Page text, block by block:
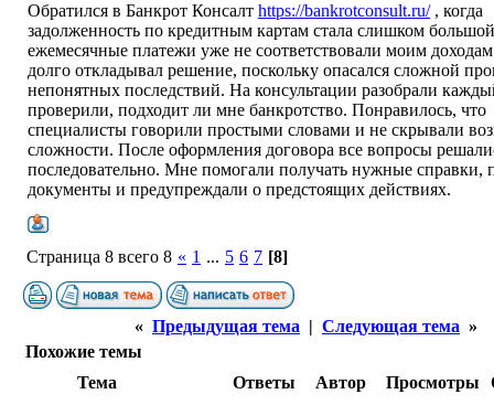
Обратился в Банкрот Консалт https://bankrotconsult.ru/, когда
задолженность по кредитным картам стала слишком
ежемесячные платежи уже не соответствовали моим
долго откладывал решение, поскольку опасался сложной
непонятных последствий. На консультации разобрали
проверили, подходит ли мне банкротство. Понравилось, что
специалисты говорили простыми словами и не скрывали
сложности. После оформления договора все вопросы
последовательно. Мне помогали получать нужные справки,
документы и предупреждали о предстоящих действиях.
Страница 8 всего 8 « 1 ... 5 6 7 [8]
« Предыдущая тема | Следующая тема »
Похожие темы
Тема
Ответы Автор Просмотры